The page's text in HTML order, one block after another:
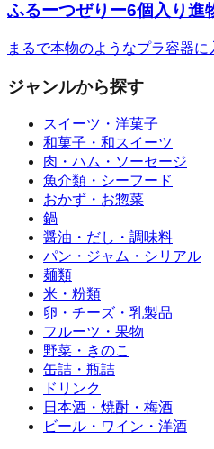
ふるーつぜりー6個入り進
まるで本物のようなプラ容器
ジャンルから探す
スイーツ・洋菓子
和菓子・和スイーツ
肉・ハム・ソーセージ
魚介類・シーフード
おかず・お惣菜
鍋
醤油・だし・調味料
パン・ジャム・シリアル
麺類
米・粉類
卵・チーズ・乳製品
フルーツ・果物
野菜・きのこ
缶詰・瓶詰
ドリンク
日本酒・焼酎・梅酒
ビール・ワイン・洋酒